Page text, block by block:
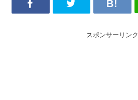
スポンサーリンク